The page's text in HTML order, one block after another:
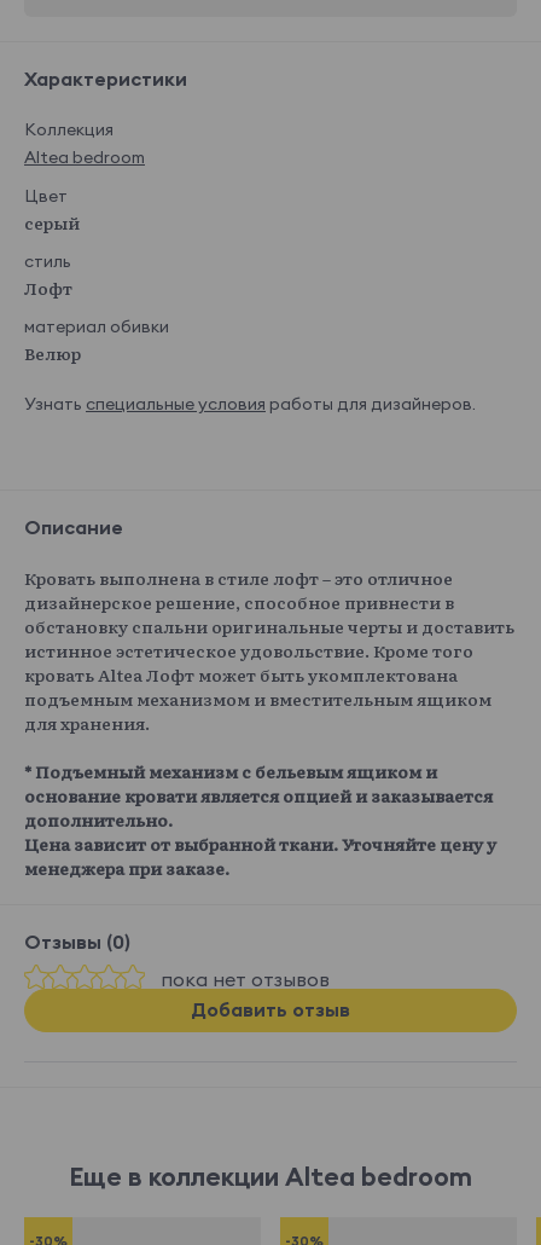
Характеристики
Коллекция
Altea bedroom
Цвет
серый
стиль
Лофт
материал обивки
Велюр
Узнать специальные условия работы для дизайнеров.
Описание
Кровать выполнена в стиле лофт – это отличное
дизайнерское решение, способное привнести в
обстановку спальни оригинальные черты и доставить
истинное эстетическое удовольствие. Кроме того
кровать Altea Лофт может быть укомплектована
подъемным механизмом и вместительным ящиком
для хранения.
* Подъемный механизм с бельевым ящиком и
основание кровати является опцией и заказывается
дополнительно.
Цена зависит от выбранной ткани. Уточняйте цену у
менеджера при заказе.
Отзывы (0)
пока нет отзывов
Добавить отзыв
Еще в коллекции Altea bedroom
-30% -30%